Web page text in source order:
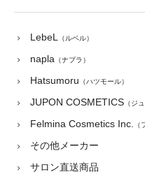
LebeL （ルベル）
napla （ナプラ）
Hatsumoru （ハツモール）
JUPON COSMETICS （ジ
Felmina Cosmetics Inc.
その他メーカー
サロン直送商品